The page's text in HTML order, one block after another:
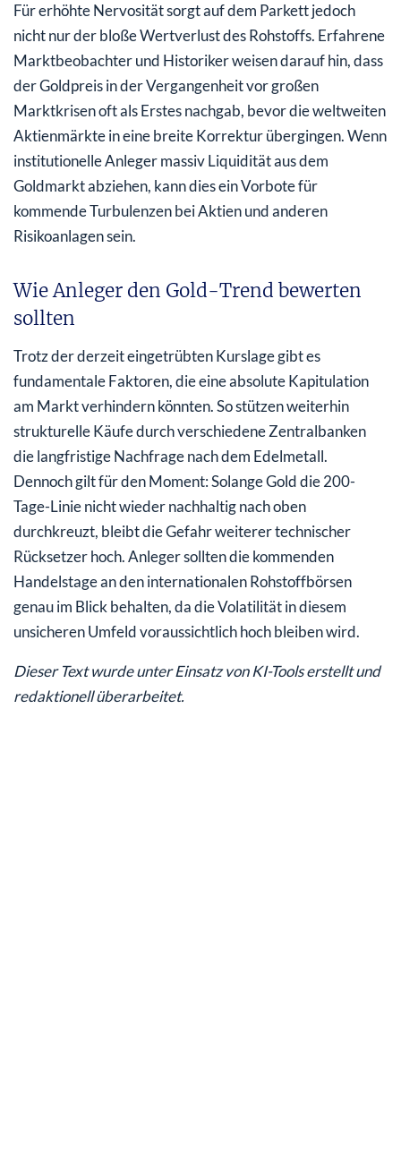
Für erhöhte Nervosität sorgt auf dem Parkett jedoch
nicht nur der bloße Wertverlust des Rohstoffs. Erfahrene
Marktbeobachter und Historiker weisen darauf hin, dass
der Goldpreis in der Vergangenheit vor großen
Marktkrisen oft als Erstes nachgab, bevor die weltweiten
Aktienmärkte in eine breite Korrektur übergingen. Wenn
institutionelle Anleger massiv Liquidität aus dem
Goldmarkt abziehen, kann dies ein Vorbote für
kommende Turbulenzen bei Aktien und anderen
Risikoanlagen sein.
Wie Anleger den Gold-Trend bewerten
sollten
Trotz der derzeit eingetrübten Kurslage gibt es
fundamentale Faktoren, die eine absolute Kapitulation
am Markt verhindern könnten. So stützen weiterhin
strukturelle Käufe durch verschiedene Zentralbanken
die langfristige Nachfrage nach dem Edelmetall.
Dennoch gilt für den Moment: Solange Gold die 200-
Tage-Linie nicht wieder nachhaltig nach oben
durchkreuzt, bleibt die Gefahr weiterer technischer
Rücksetzer hoch. Anleger sollten die kommenden
Handelstage an den internationalen Rohstoffbörsen
genau im Blick behalten, da die Volatilität in diesem
unsicheren Umfeld voraussichtlich hoch bleiben wird.
Dieser Text wurde unter Einsatz von KI-Tools erstellt und
redaktionell überarbeitet.